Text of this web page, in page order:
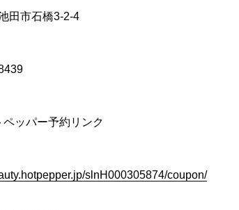
田市石橋3-2-4
ペッパー予約リンク
slnH000305874/coupon/